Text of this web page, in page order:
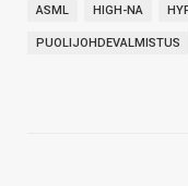
ASML HIGH-NA
PUOLIJOHDEVALMISTUS